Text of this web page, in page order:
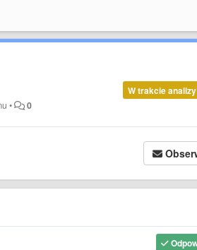
W trakcie analizy
• 0